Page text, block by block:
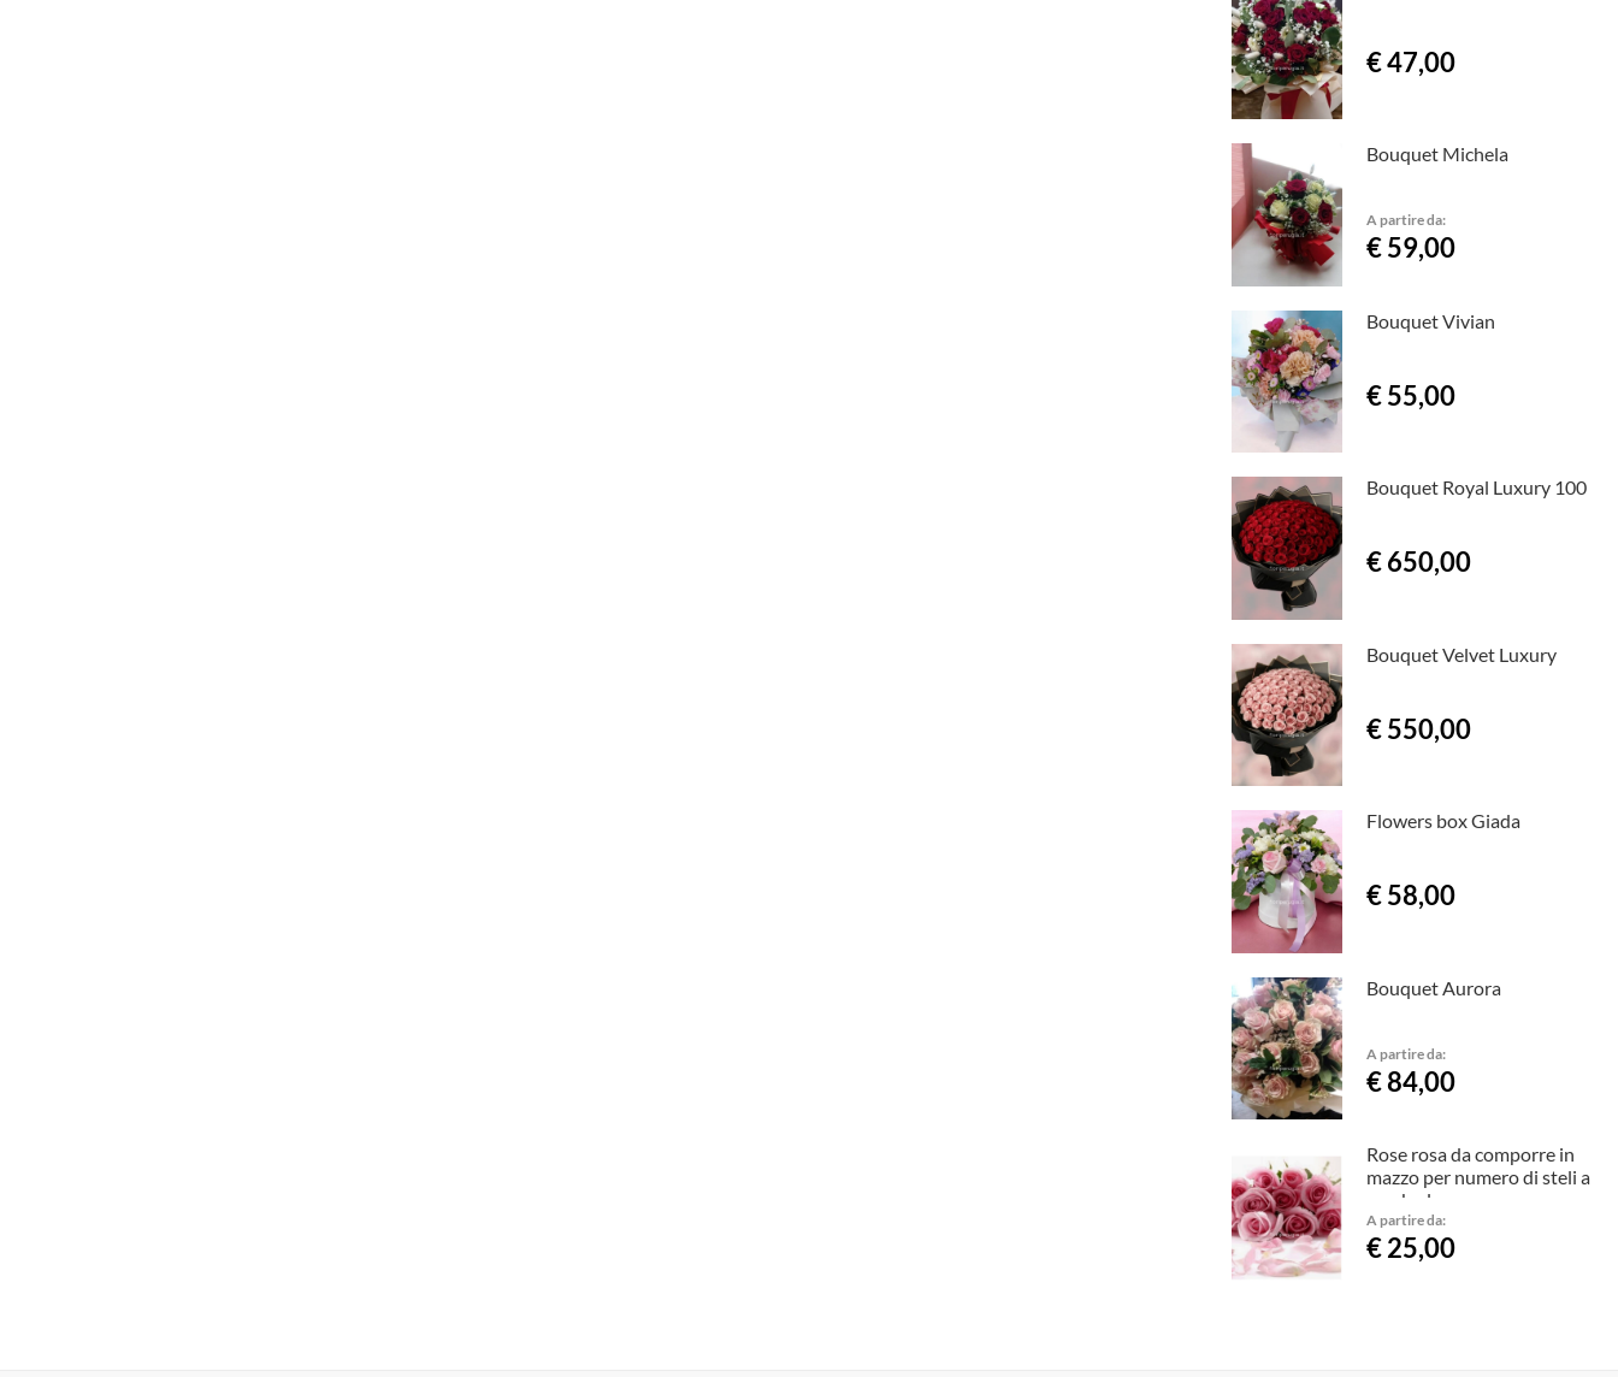
€ 47,00
Bouquet Michela
A partire da:
€ 59,00
Bouquet Vivian
€ 55,00
Bouquet Royal Luxury 100
€ 650,00
Bouquet Velvet Luxury
€ 550,00
Flowers box Giada
€ 58,00
Bouquet Aurora
A partire da:
€ 84,00
Rose rosa da comporre in
mazzo per numero di steli a
gambo lungo
A partire da:
€ 25,00